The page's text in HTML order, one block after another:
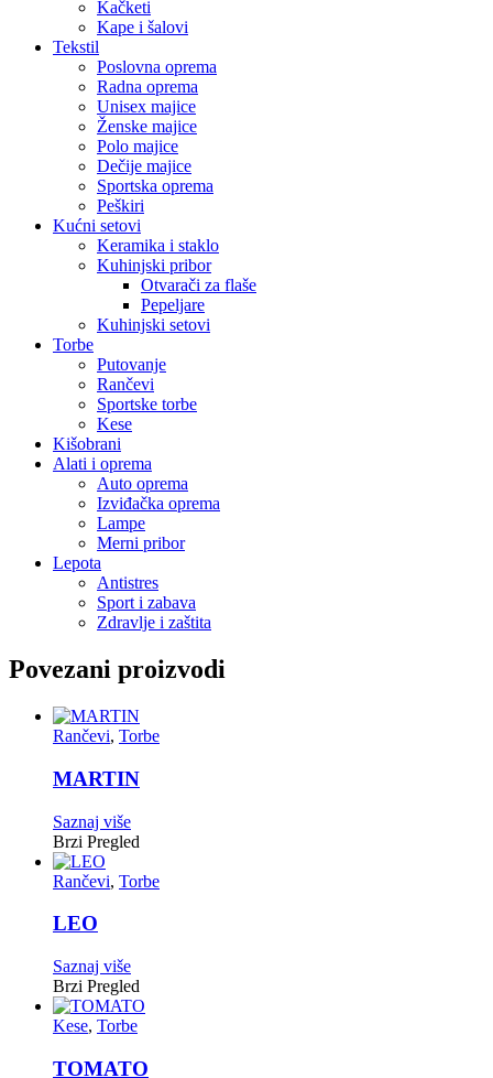
Kačketi
Kape i šalovi
Tekstil
Poslovna oprema
Radna oprema
Unisex majice
Ženske majice
Polo majice
Dečije majice
Sportska oprema
Peškiri
Kućni setovi
Keramika i staklo
Kuhinjski pribor
Otvarači za flaše
Pepeljare
Kuhinjski setovi
Torbe
Putovanje
Rančevi
Sportske torbe
Kese
Kišobrani
Alati i oprema
Auto oprema
Izviđačka oprema
Lampe
Merni pribor
Lepota
Antistres
Sport i zabava
Zdravlje i zaštita
Povezani proizvodi
Rančevi, Torbe
MARTIN
Saznaj više
Brzi Pregled
Rančevi, Torbe
LEO
Saznaj više
Brzi Pregled
Kese, Torbe
TOMATO